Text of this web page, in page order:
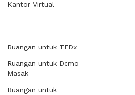
Kantor Virtual
Ruangan untuk TEDx
Ruangan untuk Demo
Masak
Ruangan untuk